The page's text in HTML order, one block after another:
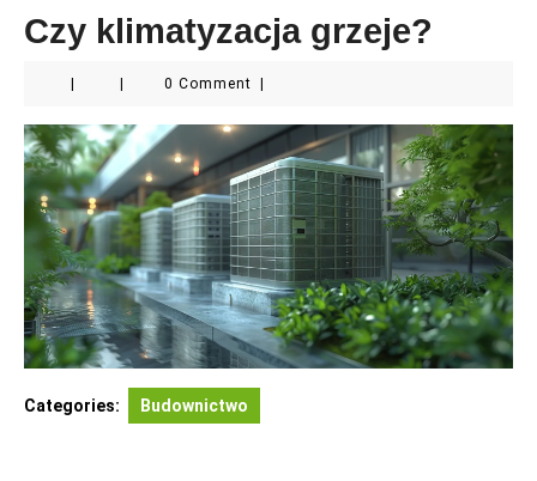
Czy klimatyzacja grzeje?
0 Comment
Categories: Budownictwo